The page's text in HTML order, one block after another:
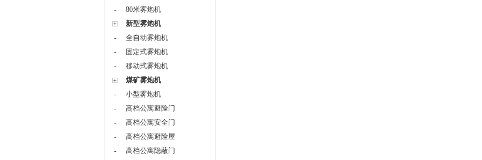
-
80米雾炮机
新型雾炮机
-
全自动雾炮机
-
固定式雾炮机
-
移动式雾炮机
煤矿雾炮机
-
小型雾炮机
-
高档公寓避险门
-
高档公寓安全门
-
高档公寓避险屋
-
高档公寓隐蔽门